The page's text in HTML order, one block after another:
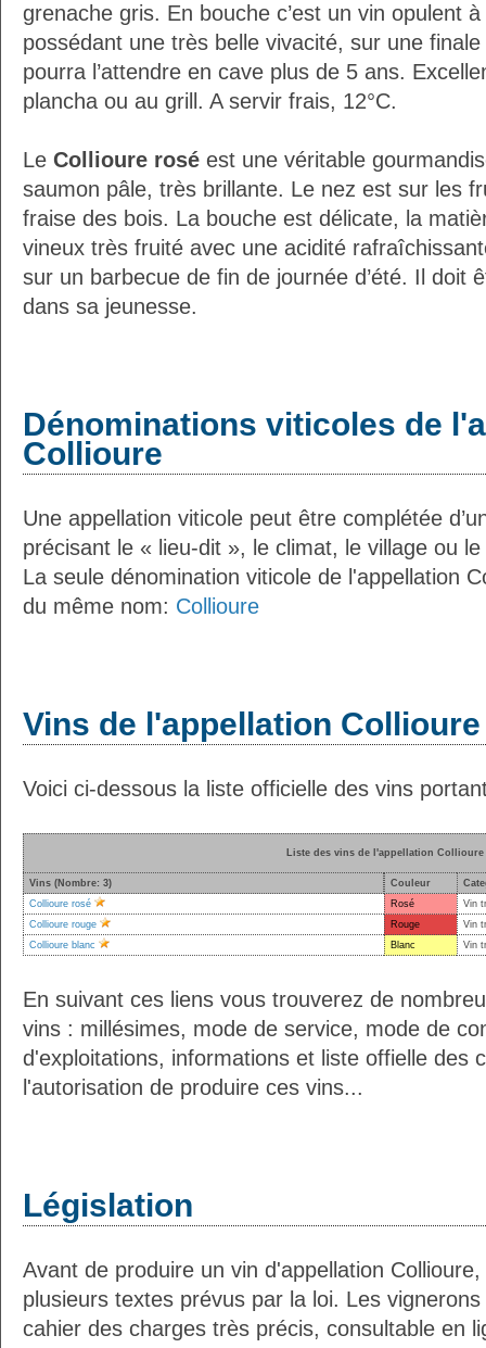
grenache gris. En bouche c’est un vin opulent
possédant une très belle vivacité, sur une
pourra l’attendre en cave plus de 5 ans.
plancha ou au grill. A servir frais, 12°C.
Le Collioure rosé est une véritable
saumon pâle, très brillante. Le nez est sur les
fraise des bois. La bouche est délicate, la
vineux très fruité avec une acidité
sur un barbecue de fin de journée d’été. Il doit
dans sa jeunesse.
Dénominations viticoles de
Collioure
Une appellation viticole peut être complétée
précisant le « lieu-dit », le climat, le village ou
La seule dénomination viticole de l'appellation
du même nom: Collioure
Vins de l'appellation Collioure
Voici ci-dessous la liste officielle des vins
Liste des vins de l'appellation Collioure
Vins (Nombre: 3) Couleur
Collioure rosé
Rosé
Vin
Collioure rouge
Rouge
Vin
Collioure blanc
Blanc Vin
En suivant ces liens vous trouverez de
vins : millésimes, mode de service, mode de
d'exploitations, informations et liste offielle des
l'autorisation de produire ces vins...
Législation
Avant de produire un vin d'appellation
plusieurs textes prévus par la loi. Les
cahier des charges très précis, consultable en